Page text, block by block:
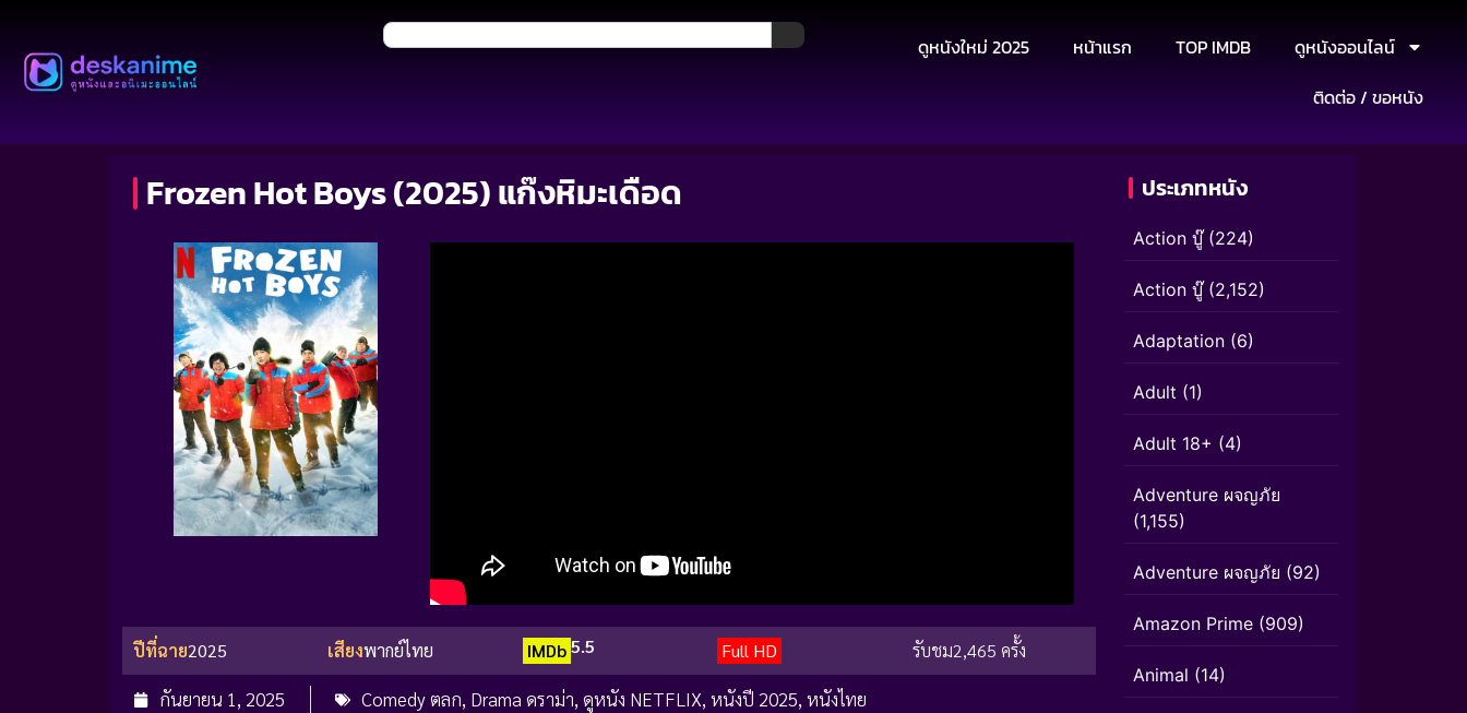
ดูหนังใหม่ 2025 หน้าแรก TOP IMDB
ดูหนังออนไลน์
ติดต่อ / ขอหนัง
Frozen Hot Boys (2025) แก๊งหิมะเดือด
ปีที่ฉาย2025 เสียงพากย์ไทย IMDb 5.5 Full HD รับชม2,465 ครั้ง
กันยายน 1, 2025 Comedy ตลก, Drama ดราม่า, ดูหนัง NETFLIX, หนังปี 2025, หนังไทย
ประเภทหนัง
Action บู๊(224)
Action บู๊(2,152)
Adaptation (6)
Adult (1)
Adult 18+ (4)
Adventure ผจญภัย
(1,155)
Adventure ผจญภัย (92)
Amazon Prime (909)
Animal (14)